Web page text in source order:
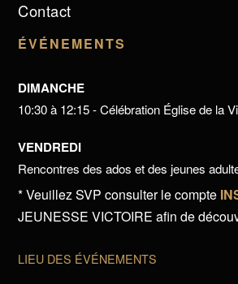
Contact
ÉVÉNEMENTS
DIMANCHE
10:30 à 12:15 - Célébration Église de la
VENDREDI
Rencontres des ados et des jeunes
* Veuillez SVP consulter le compte
JEUNESSE VICTOIRE afin de
LIEU DES ÉVÉNEMENTS